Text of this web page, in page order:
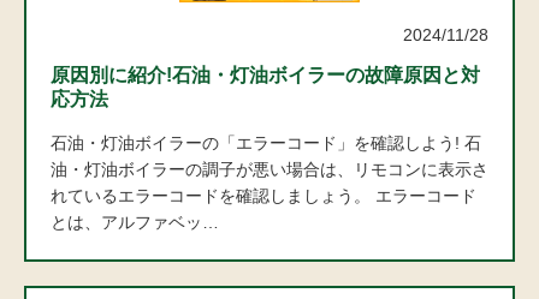
2024/11/28
原因別に紹介!石油・灯油ボイラーの故障原因と対
応方法
石油・灯油ボイラーの「エラーコード」を確認しよう! 石
油・灯油ボイラーの調子が悪い場合は、リモコンに表示さ
れているエラーコードを確認しましょう。 エラーコード
とは、アルファベッ…